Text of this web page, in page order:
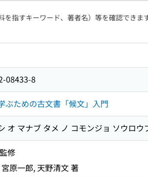
指すキーワード、著者名）等を確認できます
08433-8
ぶための古文書「候文」入門
オ マナブ タメ ノ コモンジョ ソウロウ
修
原一郎, 天野清文 著